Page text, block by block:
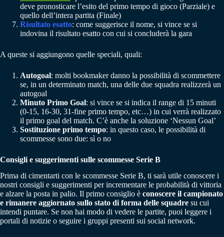
deve pronosticare l’esito del primo tempo di gioco (Parziale) e
quello dell’intera partita (Finale)
Risultato esatto: come suggerisce il nome, si vince se si
indovina il risultato esatto con cui si concluderà la gara
A queste si aggiungono quelle speciali, quali:
Autogoal: molti bookmaker danno la possibilità di scommettere
se, in un determinato match, una delle due squadra realizzerà un
autogoal
Minuto Primo Goal: si vince se si indica il range di 15 minuti
(0-15, 16-30, 31-fine primo tempo, etc…) in cui verrà realizzato
il primo goal del match. C’è anche la soluzione ‘Nessun Goal’
Sostituzione primo tempo: in questo caso, le possibilità di
scommesse sono due: sì o no
Consigli e suggerimenti sulle scommesse Serie B
Prima di cimentarti con le scommesse Serie B, ti sarà utile conoscere i
nostri consigli e suggerimenti per incrementare le probabilità di vittoria
e alzare la posta in palio. Il primo consiglio è conoscere il campionato
e rimanere aggiornato sullo stato di forma delle squadre su cui
intendi puntare. Se non hai modo di vedere le partite, puoi leggere i
portali di notizie o seguire i gruppi presenti sui social network.